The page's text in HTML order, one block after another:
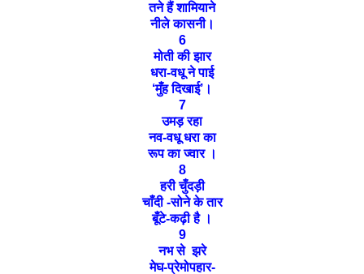
तने हैं शामियाने
नीले कासनी।
6
मोती की झार
धरा-वधू ने पाई
‘मुँह दिखाई’ ।
7
उमड़ रहा
नव-वधू धरा का
रूप का ज्वार ।
8
हरी चुँदड़ी
चाँदी -सोने के तार
बूँटे-कढ़ी है ।
9
नभ से झरे
मेघ-प्रेमोपहार-